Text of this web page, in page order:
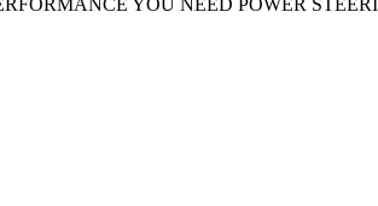
YOU NEED POWER